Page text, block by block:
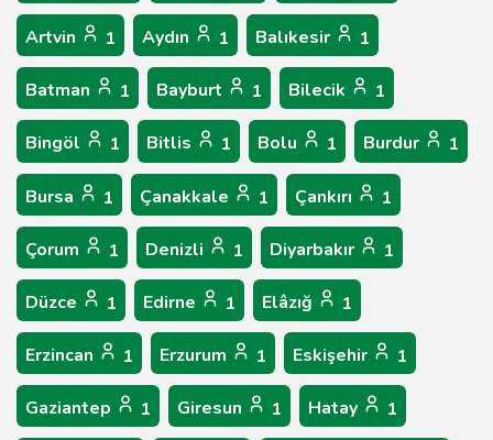
Artvin 1 Aydın 1 Balıkesir 1
Batman 1 Bayburt 1 Bilecik 1
Bingöl 1 Bitlis 1 Bolu 1 Burdur 1
Bursa 1 Çanakkale 1 Çankırı 1
Çorum 1 Denizli 1 Diyarbakır 1
Düzce 1 Edirne 1 Elâzığ 1
Erzincan 1 Erzurum 1 Eskişehir 1
Gaziantep 1 Giresun 1 Hatay 1